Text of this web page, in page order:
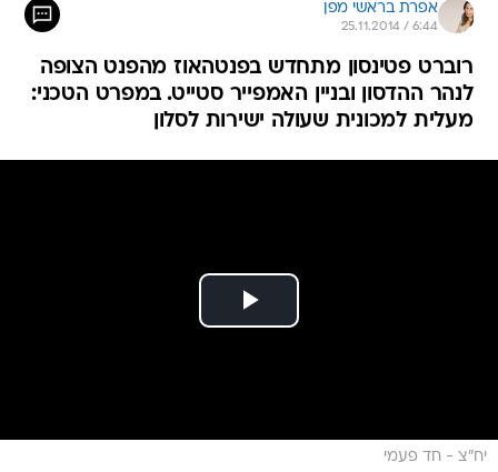
אפרת בראשי מפן
25.11.2014 / 6:44
רוברט פטינסון מתחדש בפנטהאוז מהפנט הצופה
לנהר ההדסון ובניין האמפייר סטייט. במפרט הטכני:
מעלית למכונית שעולה ישירות לסלון
יח"צ - חד פעמי